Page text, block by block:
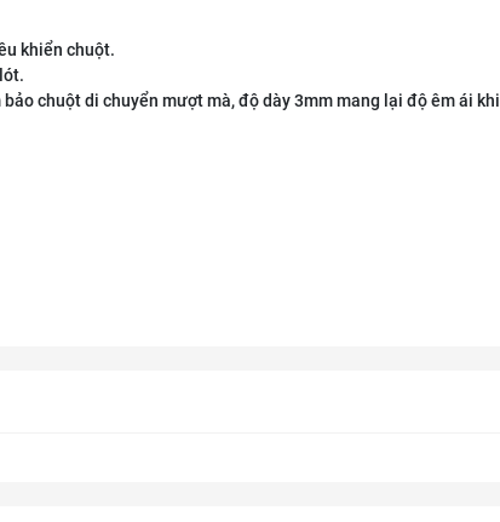
khiển chuột.
chuột di chuyển mượt mà, độ dày 3mm mang lại độ êm ái khi